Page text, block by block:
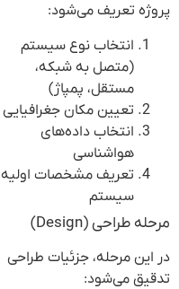
پروژه تعریف می‌شود:
انتخاب نوع سیستم
(متصل به شبکه،
مستقل، پمپاژ)
تعیین مکان جغرافیایی
انتخاب داده‌های
هواشناسی
تعریف مشخصات اولیه
سیستم
مرحله طراحی (Design)
در این مرحله، جزئیات طراحی
تدقیق می‌شود: